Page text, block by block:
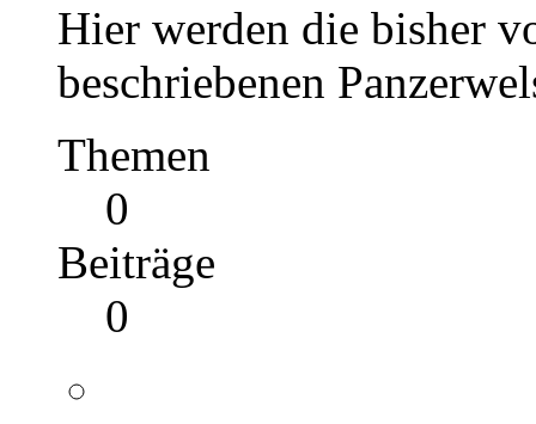
Hier werden die bisher
beschriebenen
Themen
0
Beiträge
0